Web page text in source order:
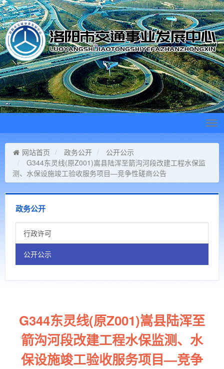
网站首页
政务公开
公开公示
G344东灵线(原Z001)嵩县陆浑至箭沟河段改建工程水保监
测、水保设施竣工验收服务项目—竞争性磋商公告
政务公开
行政许可
公开公示
G344东灵线(原Z001)嵩县陆浑至
箭沟河段改建工程水保监测、水
保设施竣工验收服务项目—竞争